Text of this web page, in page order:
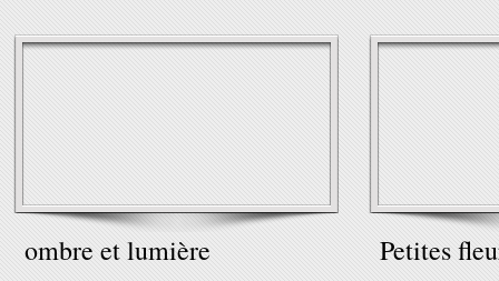
ombre et lumière Petites